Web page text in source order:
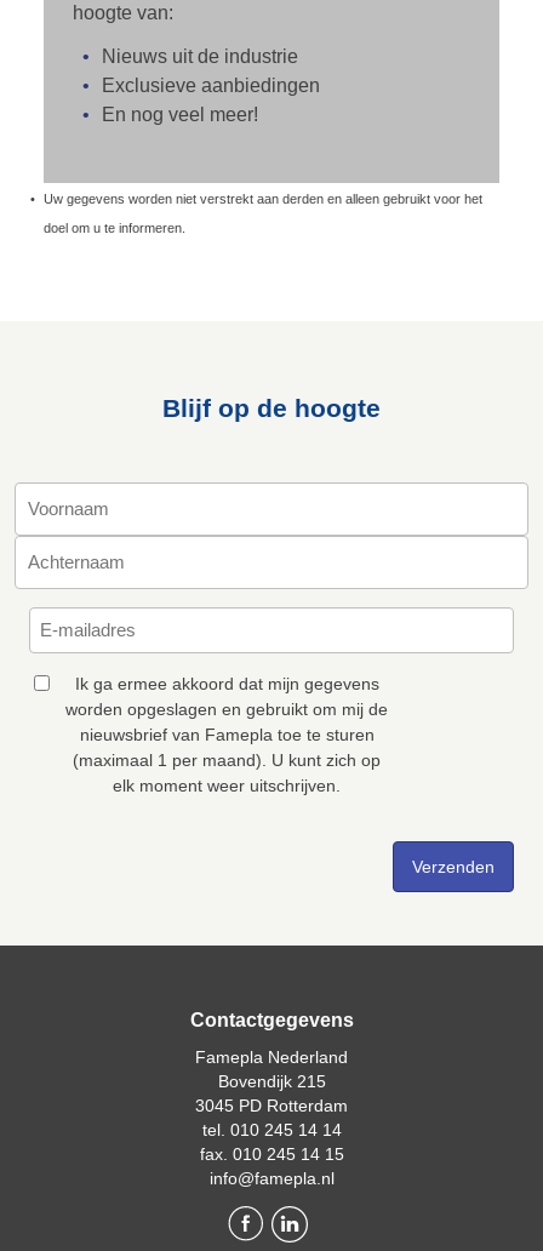
hoogte van:
Nieuws uit de industrie
Exclusieve aanbiedingen
En nog veel meer!
Uw gegevens worden niet verstrekt aan derden en alleen gebruikt voor het
doel om u te informeren.
Blijf op de hoogte
Ik ga ermee akkoord dat mijn gegevens
worden opgeslagen en gebruikt om mij de
nieuwsbrief van Famepla toe te sturen
(maximaal 1 per maand). U kunt zich op
elk moment weer uitschrijven.
Contactgegevens
Famepla Nederland
Bovendijk 215
3045 PD Rotterdam
tel. 010 245 14 14
fax. 010 245 14 15
info@famepla.nl